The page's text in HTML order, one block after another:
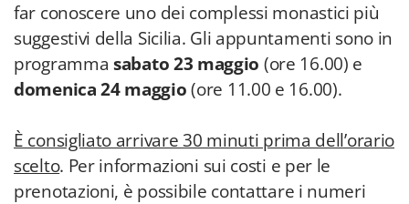
far conoscere uno dei complessi monastici più
suggestivi della Sicilia. Gli appuntamenti sono in
programma sabato 23 maggio (ore 16.00) e
domenica 24 maggio(ore 11.00 e 16.00).
È consigliato arrivare 30 minuti prima dell’orario
scelto. Per informazioni sui costi e per le
prenotazioni, è possibile contattare i numeri